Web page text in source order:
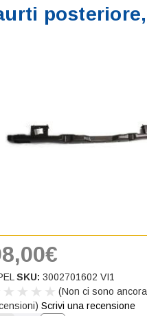
SKU: 3002701602 VI1
(Non ci sono ancora
Scrivi una recensione